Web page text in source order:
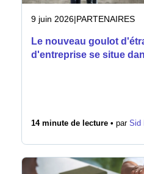
9 juin 2026|PARTENAIRES
Le nouveau goulot
d'entreprise se situe
14 minute de lecture • par Sid